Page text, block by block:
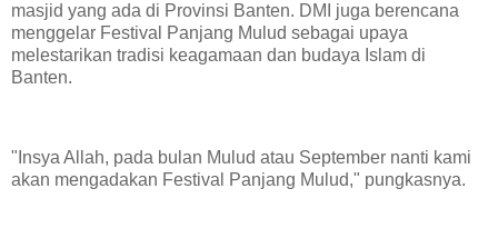
masjid yang ada di Provinsi Banten. DMI juga berencana
menggelar Festival Panjang Mulud sebagai upaya
melestarikan tradisi keagamaan dan budaya Islam di
Banten.
"Insya Allah, pada bulan Mulud atau September nanti kami
akan mengadakan Festival Panjang Mulud," pungkasnya.